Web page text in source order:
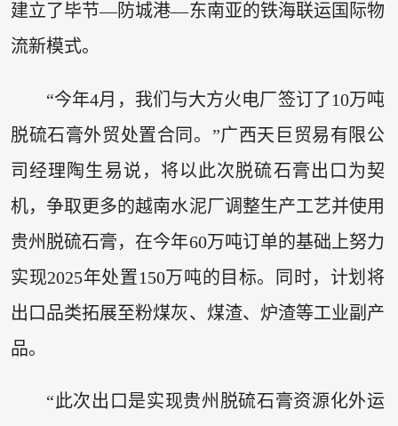
建立了毕节—防城港—东南亚的铁海联运国际物
流新模式。
“今年4月，我们与大方火电厂签订了10万吨
脱硫石膏外贸处置合同。”广西天巨贸易有限公
司经理陶生易说，将以此次脱硫石膏出口为契
机，争取更多的越南水泥厂调整生产工艺并使用
贵州脱硫石膏，在今年60万吨订单的基础上努力
实现2025年处置150万吨的目标。同时，计划将
出口品类拓展至粉煤灰、煤渣、炉渣等工业副产
品。
“此次出口是实现贵州脱硫石膏资源化外运